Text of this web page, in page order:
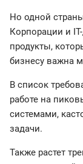
Но одной
Корпорации и
продукты,
бизнесу важна
В список
работе на
системами,
задачи.
Также растет